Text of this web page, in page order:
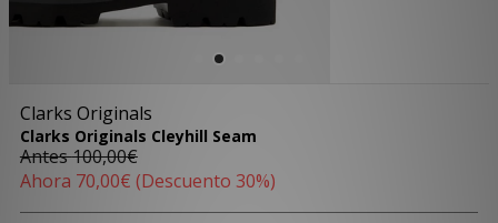
Clarks Originals
Clarks Originals Cleyhill Seam
Antes100,00€
Ahora 70,00€ (Descuento 30%)